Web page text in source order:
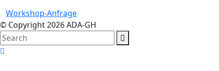
Workshop-Anfrage
© Copyright 2026 ADA-GH
search
here